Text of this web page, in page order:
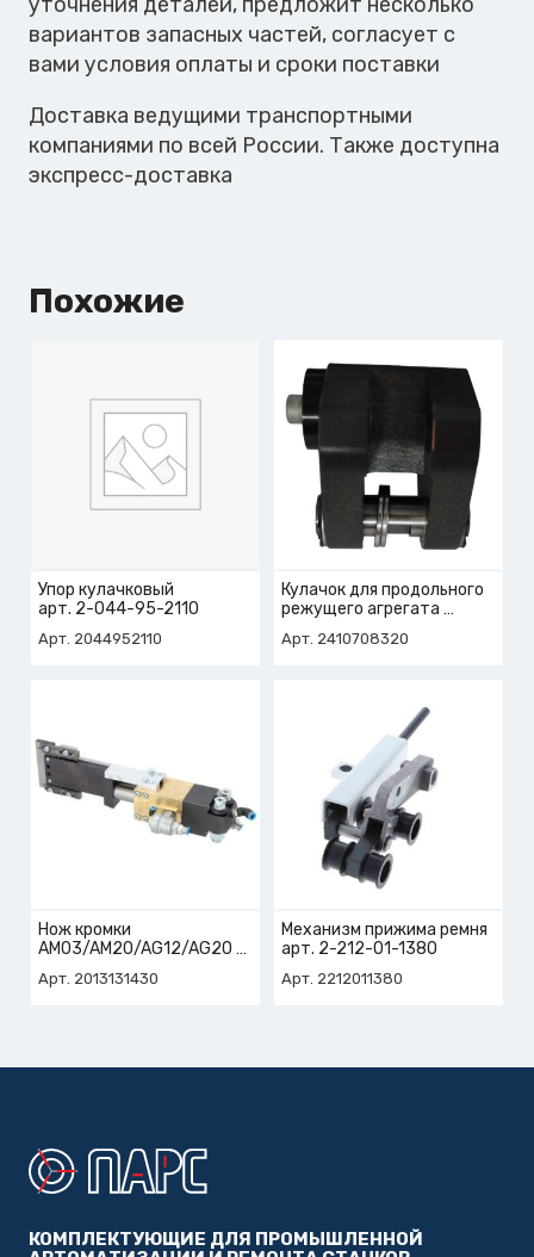
вариантов запасных частей, согласует с
вами условия оплаты и сроки поставки
Доставка ведущими транспортными
компаниями по всей России. Также доступна
экспресс-доставка
Похожие
Упор кулачковый
арт. 2-044-95-2110
Арт. 2044952110
Кулачок для продольного
режущего агрегата
Арт. 2410708320
Нож кромки
AM03/AM20/AG12/AG20
Арт. 2013131430
Механизм прижима ремня
арт. 2-212-01-1380
Арт. 2212011380
КОМПЛЕКТУЮЩИЕ ДЛЯ ПРОМЫШЛЕННОЙ